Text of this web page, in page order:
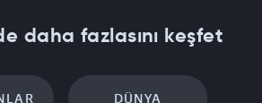
daha fazlasını keşfet
DÜNYA